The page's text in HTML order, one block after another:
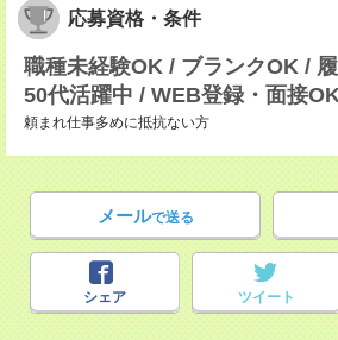
応募資格・条件
職種未経験OK / ブランクOK /
50代活躍中 / WEB登録・面接
頼まれ仕事多めに抵抗ない方
メールで送る
シェア ツイート